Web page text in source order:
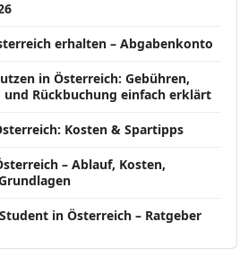
erhalten – Abgabenkonto
in Österreich: Gebühren,
und Rückbuchung einfach erklärt
Kosten & Spartipps
– Ablauf, Kosten,
in Österreich – Ratgeber